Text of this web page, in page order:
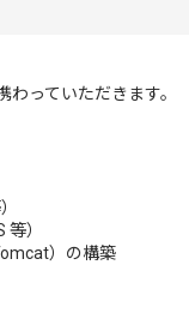
っていただきます。
）
）の構築